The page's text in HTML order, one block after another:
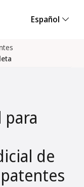
Español
de